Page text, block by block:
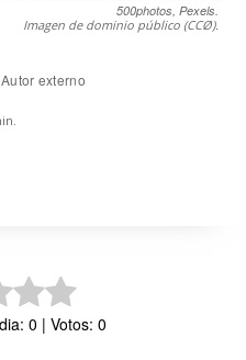
500photos, Pexels.
Imagen de dominio público (CCØ).
Autor externo
0 | Votos: 0